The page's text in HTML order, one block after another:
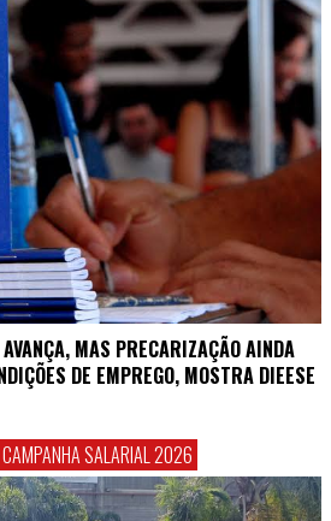
MAS PRECARIZAÇÃO AINDA
DE EMPREGO, MOSTRA DIEESE
CAMPANHA SALARIAL 2026